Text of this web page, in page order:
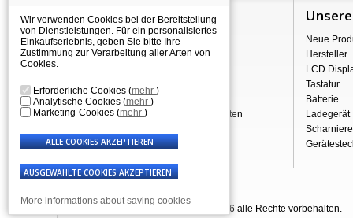
Information
Über Shopping
Versand
Reklamation & Widerrufsrecht
Geschäftsbedingungen
Verarbeitung personenbezogener Daten
Neue
Hersteller
LCD
Tastatur
Batterie
Ladegerät
Scharniere
© Laptop-Components.de 2007 - 2026 alle Rechte vorbehalten.
Wir verwenden Cookies bei der Bereitstellung
von Dienstleistungen. Für ein personalisiertes
Einkaufserlebnis, geben Sie bitte Ihre
Zustimmung zur Verarbeitung aller Arten von
Cookies.
Erforderliche Cookies (mehr )
Analytische Cookies (mehr )
Marketing-Cookies (mehr )
More informations about saving cookies